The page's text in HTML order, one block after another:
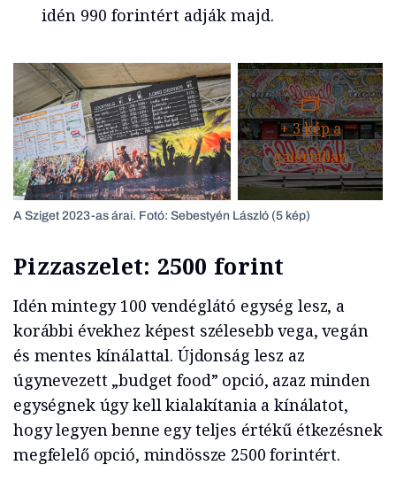
idén 990 forintért adják majd.
+3kép a
galériában
A Sziget 2023-as árai. Fotó: Sebestyén László (5 kép)
Pizzaszelet: 2500 forint
Idén mintegy 100 vendéglátó egység lesz, a
korábbi évekhez képest szélesebb vega, vegán
és mentes kínálattal. Újdonság lesz az
úgynevezett „budget food” opció, azaz minden
egységnek úgy kell kialakítania a kínálatot,
hogy legyen benne egy teljes értékű étkezésnek
megfelelő opció, mindössze 2500 forintért.